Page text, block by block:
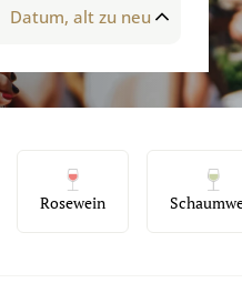
Vorschläge
Rotwein
Rosewein